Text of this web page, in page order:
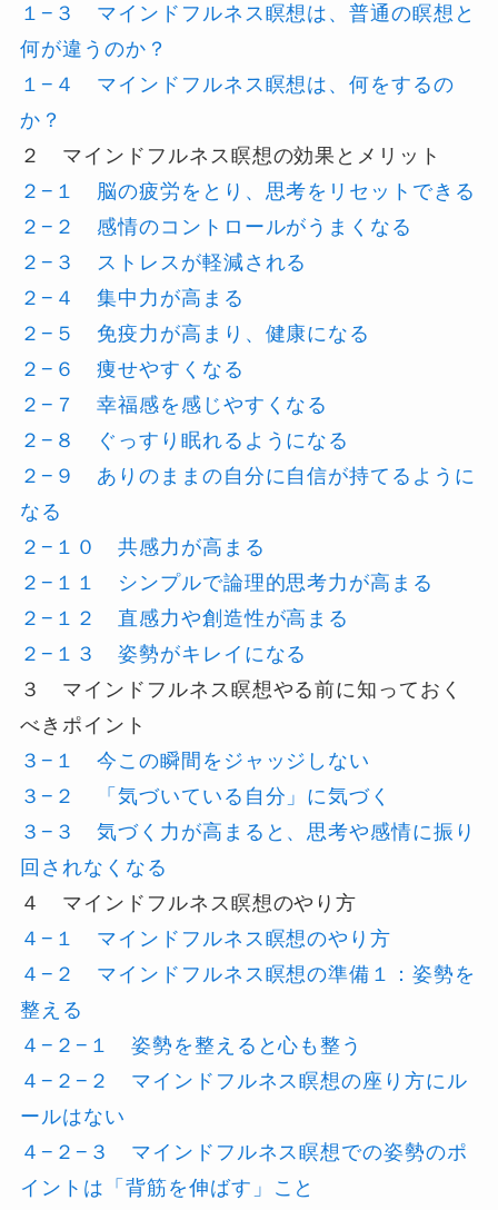
１−３ マインドフルネス瞑想は、普通の瞑想と
何が違うのか？
１−４ マインドフルネス瞑想は、何をするの
か？
２ マインドフルネス瞑想の効果とメリット
２−１ 脳の疲労をとり、思考をリセットできる
２−２ 感情のコントロールがうまくなる
２−３ ストレスが軽減される
２−４ 集中力が高まる
２−５ 免疫力が高まり、健康になる
２−６ 痩せやすくなる
２−７ 幸福感を感じやすくなる
２−８ ぐっすり眠れるようになる
２−９ ありのままの自分に自信が持てるように
なる
２−１０ 共感力が高まる
２−１１ シンプルで論理的思考力が高まる
２−１２ 直感力や創造性が高まる
２−１３ 姿勢がキレイになる
３ マインドフルネス瞑想やる前に知っておく
べきポイント
３−１ 今この瞬間をジャッジしない
３−２ 「気づいている自分」に気づく
３−３ 気づく力が高まると、思考や感情に振り
回されなくなる
４ マインドフルネス瞑想のやり方
４−１ マインドフルネス瞑想のやり方
４−２ マインドフルネス瞑想の準備１：姿勢を
整える
４−２−１ 姿勢を整えると心も整う
４−２−２ マインドフルネス瞑想の座り方にル
ールはない
４−２−３ マインドフルネス瞑想での姿勢のポ
イントは「背筋を伸ばす」こと